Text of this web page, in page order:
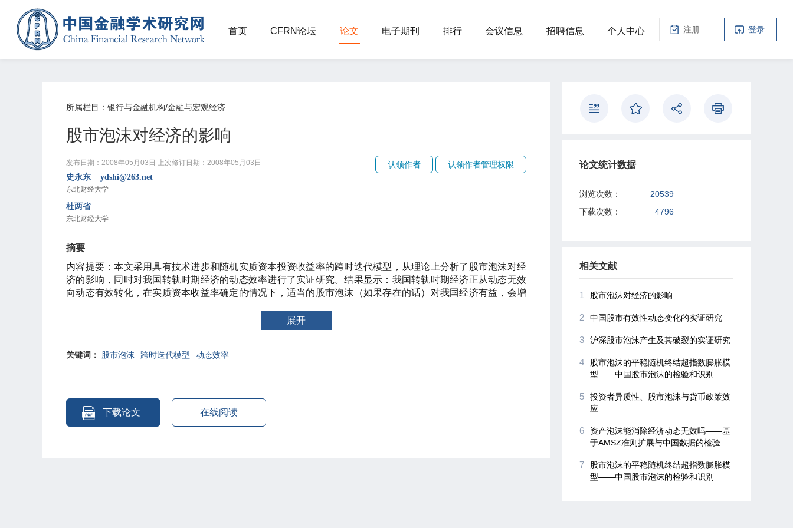
注册 登录
首页 CFRN论坛 论文 电子期刊 排行 会议信息 招聘信息 个人中心
所属栏目：银行与金融机构/金融与宏观经济
股市泡沫对经济的影响
认领作者 认领作者管理权限
发布日期：2008年05月03日 上次修订日期：2008年05月03日
史永东 ydshi@263.net
东北财经大学
杜两省
东北财经大学
摘要
内容提要：本文采用具有技术进步和随机实质资本投资收益率的跨时迭代模型，从理论上分析了股市泡沫对经
济的影响，同时对我国转轨时期经济的动态效率进行了实证研究。结果显示：我国转轨时期经济正从动态无效
向动态有效转化，在实质资本收益率确定的情况下，适当的股市泡沫（如果存在的话）对我国经济有益，会增
股市泡沫对经济的影响是不确定的，其效果依赖于个人对未来投资实质资本收益率的预期，因而加强投资者对
未来实质资本投资的收益率持乐观态度的信心是至关重要的。
展开
关键词： 股市泡沫 跨时迭代模型 动态效率
下载论文 在线阅读
论文统计数据
浏览次数：
20539
下载次数：
4796
相关文献
1 股市泡沫对经济的影响
2 中国股市有效性动态变化的实证研究
3 沪深股市泡沫产生及其破裂的实证研究
4
股市泡沫的平稳随机终结超指数膨胀模
型——中国股市泡沫的检验和识别
5
投资者异质性、股市泡沫与货币政策效
应
6
资产泡沫能消除经济动态无效吗——基
于AMSZ准则扩展与中国数据的检验
7
股市泡沫的平稳随机终结超指数膨胀模
型——中国股市泡沫的检验和识别